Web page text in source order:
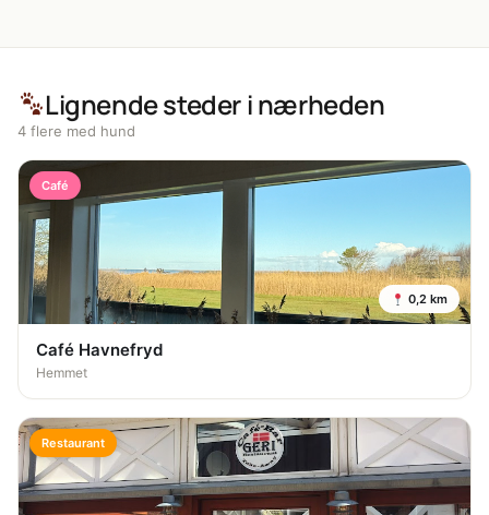
Lignende steder i nærheden
4 flere med hund
Café
0,2 km
Café Havnefryd
Hemmet
Restaurant